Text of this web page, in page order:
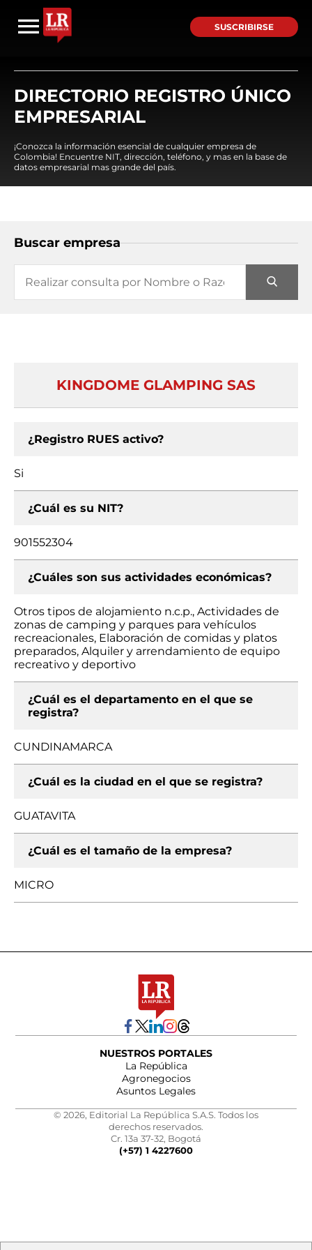
SUSCRIBIRSE
DIRECTORIO REGISTRO ÚNICO
EMPRESARIAL
¡Conozca la información esencial de cualquier empresa de
Colombia! Encuentre NIT, dirección, teléfono, y mas en la base de
datos empresarial mas grande del país.
Buscar empresa
KINGDOME GLAMPING SAS
¿Registro RUES activo?
Si
¿Cuál es su NIT?
901552304
¿Cuáles son sus actividades económicas?
Otros tipos de alojamiento n.c.p., Actividades de
zonas de camping y parques para vehículos
recreacionales, Elaboración de comidas y platos
preparados, Alquiler y arrendamiento de equipo
recreativo y deportivo
¿Cuál es el departamento en el que se
registra?
CUNDINAMARCA
¿Cuál es la ciudad en el que se registra?
GUATAVITA
¿Cuál es el tamaño de la empresa?
MICRO
NUESTROS PORTALES
La República
Agronegocios
Asuntos Legales
© 2026, Editorial La República S.A.S. Todos los
derechos reservados.
Cr. 13a 37-32, Bogotá
(+57) 1 4227600